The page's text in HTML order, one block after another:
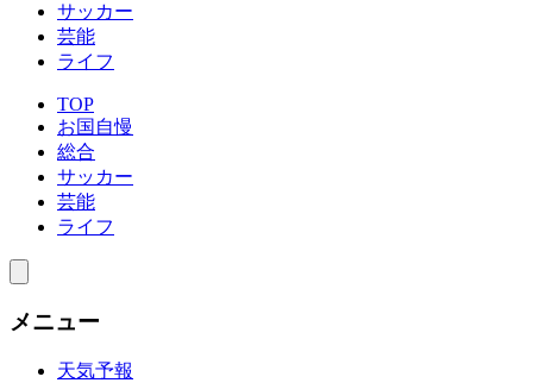
サッカー
芸能
ライフ
TOP
お国自慢
総合
サッカー
芸能
ライフ
メニュー
天気予報